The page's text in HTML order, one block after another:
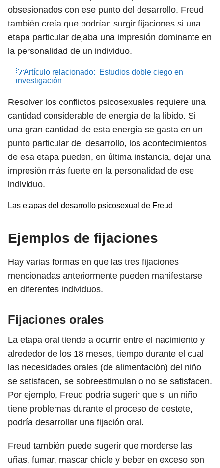
obsesionados con ese punto del desarrollo. Freud
también creía que podrían surgir fijaciones si una
etapa particular dejaba una impresión dominante en
la personalidad de un individuo.
💡Artículo relacionado:
Estudios doble ciego en
investigación
Resolver los conflictos psicosexuales requiere una
cantidad considerable de energía de la libido. Si
una gran cantidad de esta energía se gasta en un
punto particular del desarrollo, los acontecimientos
de esa etapa pueden, en última instancia, dejar una
impresión más fuerte en la personalidad de ese
individuo.
Las etapas del desarrollo psicosexual de Freud
Ejemplos de fijaciones
Hay varias formas en que las tres fijaciones
mencionadas anteriormente pueden manifestarse
en diferentes individuos.
Fijaciones orales
La etapa oral tiende a ocurrir entre el nacimiento y
alrededor de los 18 meses, tiempo durante el cual
las necesidades orales (de alimentación) del niño
se satisfacen, se sobreestimulan o no se satisfacen.
Por ejemplo, Freud podría sugerir que si un niño
tiene problemas durante el proceso de destete,
podría desarrollar una fijación oral.
Freud también puede sugerir que morderse las
uñas, fumar, mascar chicle y beber en exceso son